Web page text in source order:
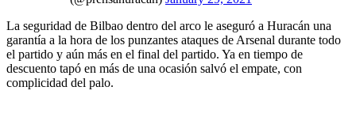
La seguridad de Bilbao dentro del arco le aseguró a Huracán una
garantía a la hora de los punzantes ataques de Arsenal durante todo
el partido y aún más en el final del partido. Ya en tiempo de
descuento tapó en más de una ocasión salvó el empate, con
complicidad del palo.